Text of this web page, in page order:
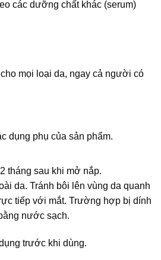
các dưỡng chất khác (serum)
mọi loại da, ngay cả người có
dụng phụ của sản phẩm.
tháng sau khi mở nắp.
da. Tránh bôi lên vùng da quanh
tiếp với mắt. Trường hợp bị dính
nước sạch.
trước khi dùng.